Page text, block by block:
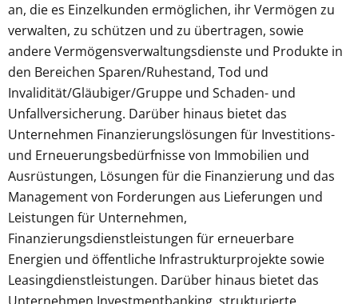
an, die es Einzelkunden ermöglichen, ihr Vermögen zu
verwalten, zu schützen und zu übertragen, sowie
andere Vermögensverwaltungsdienste und Produkte in
den Bereichen Sparen/Ruhestand, Tod und
Invalidität/Gläubiger/Gruppe und Schaden- und
Unfallversicherung. Darüber hinaus bietet das
Unternehmen Finanzierungslösungen für Investitions-
und Erneuerungsbedürfnisse von Immobilien und
Ausrüstungen, Lösungen für die Finanzierung und das
Management von Forderungen aus Lieferungen und
Leistungen für Unternehmen,
Finanzierungsdienstleistungen für erneuerbare
Energien und öffentliche Infrastrukturprojekte sowie
Leasingdienstleistungen. Darüber hinaus bietet das